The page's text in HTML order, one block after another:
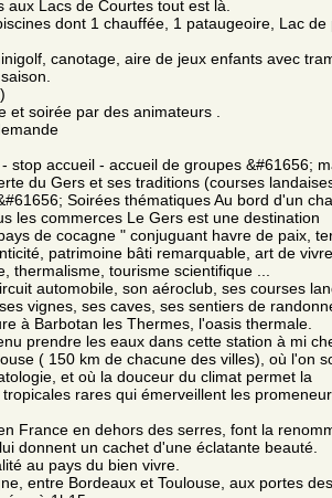
aux Lacs de Courtes tout est là.
dont 1 chauffée, 1 pataugeoire, Lac de
canotage, aire de jeux enfants avec
et soirée par des animateurs .
stop accueil - accueil de groupes &#61656;
du Gers et ses traditions (courses
Soirées thématiques Au bord d'un
les commerces Le Gers est une destination
de cocagne " conjuguant havre de paix,
patrimoine bâti remarquable, art de
thermalisme, tourisme scientifique ...
automobile, son aéroclub, ses courses
vignes, ses caves, ses sentiers de
à Barbotan les Thermes, l'oasis thermale.
prendre les eaux dans cette station à mi
( 150 km de chacune des villes), où l'on
et où la douceur du climat permet la
rares qui émerveillent les
France en dehors des serres, font la
donnent un cachet d'une éclatante beauté.
au pays du bien vivre.
entre Bordeaux et Toulouse, aux portes des